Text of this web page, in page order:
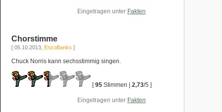
Eingetragen unter Fakten
Chorstimme
[ 05.10.2013,EnzoBanks ]
Chuck Norris kann sechsstimmig singen.
[95 Stimmen |2,73/5 ]
Eingetragen unter Fakten